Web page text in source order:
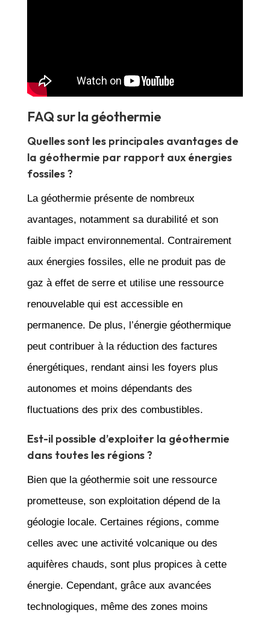
FAQ sur la géothermie
Quelles sont les principales avantages de
la géothermie par rapport aux énergies
fossiles ?
La géothermie présente de nombreux
avantages, notamment sa durabilité et son
faible impact environnemental. Contrairement
aux énergies fossiles, elle ne produit pas de
gaz à effet de serre et utilise une ressource
renouvelable qui est accessible en
permanence. De plus, l’énergie géothermique
peut contribuer à la réduction des factures
énergétiques, rendant ainsi les foyers plus
autonomes et moins dépendants des
fluctuations des prix des combustibles.
Est-il possible d’exploiter la géothermie
dans toutes les régions ?
Bien que la géothermie soit une ressource
prometteuse, son exploitation dépend de la
géologie locale. Certaines régions, comme
celles avec une activité volcanique ou des
aquifères chauds, sont plus propices à cette
énergie. Cependant, grâce aux avancées
technologiques, même des zones moins